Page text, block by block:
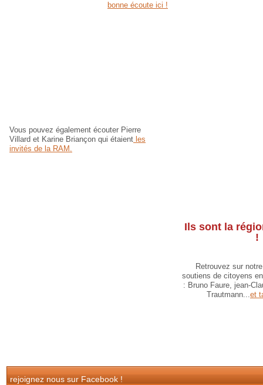
bonne écoute ici !
Vous pouvez également écouter Pierre
Villard et Karine Briançon qui étaient les
invités de la RAM.
Ils sont la
!
Retrouvez sur
soutiens de citoyens
: Bruno Faure, jean-
Trautmann...et
rejoignez nous sur Facebook !